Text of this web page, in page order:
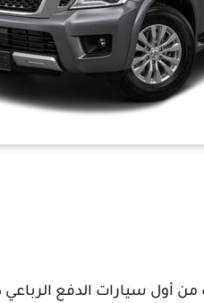
نيسان باترول في عام 1951 فكانت من أول